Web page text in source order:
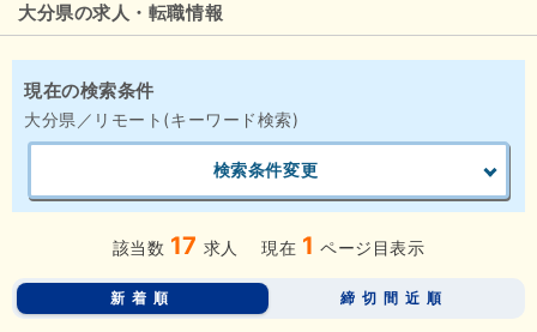
大分県の求人・転職情報
現在の検索条件
大分県／リモート(キーワード検索)
検索条件変更
該当数 17 求人 現在 1 ページ目表示
新着順 締切間近順